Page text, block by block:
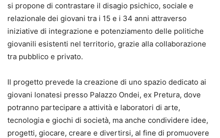
si propone di contrastare il disagio psichico, sociale e
relazionale dei giovani tra i 15 e i 34 anni attraverso
iniziative di integrazione e potenziamento delle politiche
giovanili esistenti nel territorio, grazie alla collaborazione
tra pubblico e privato.
Il progetto prevede la creazione di uno spazio dedicato ai
giovani lonatesi presso Palazzo Ondei, ex Pretura, dove
potranno partecipare a attività e laboratori di arte,
tecnologia e giochi di società, ma anche condividere idee,
progetti, giocare, creare e divertirsi, al fine di promuovere